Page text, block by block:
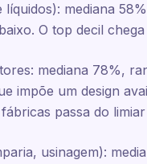
líquidos): mediana
O top decil
mediana 78%,
impõe um design
passa do
usinagem):